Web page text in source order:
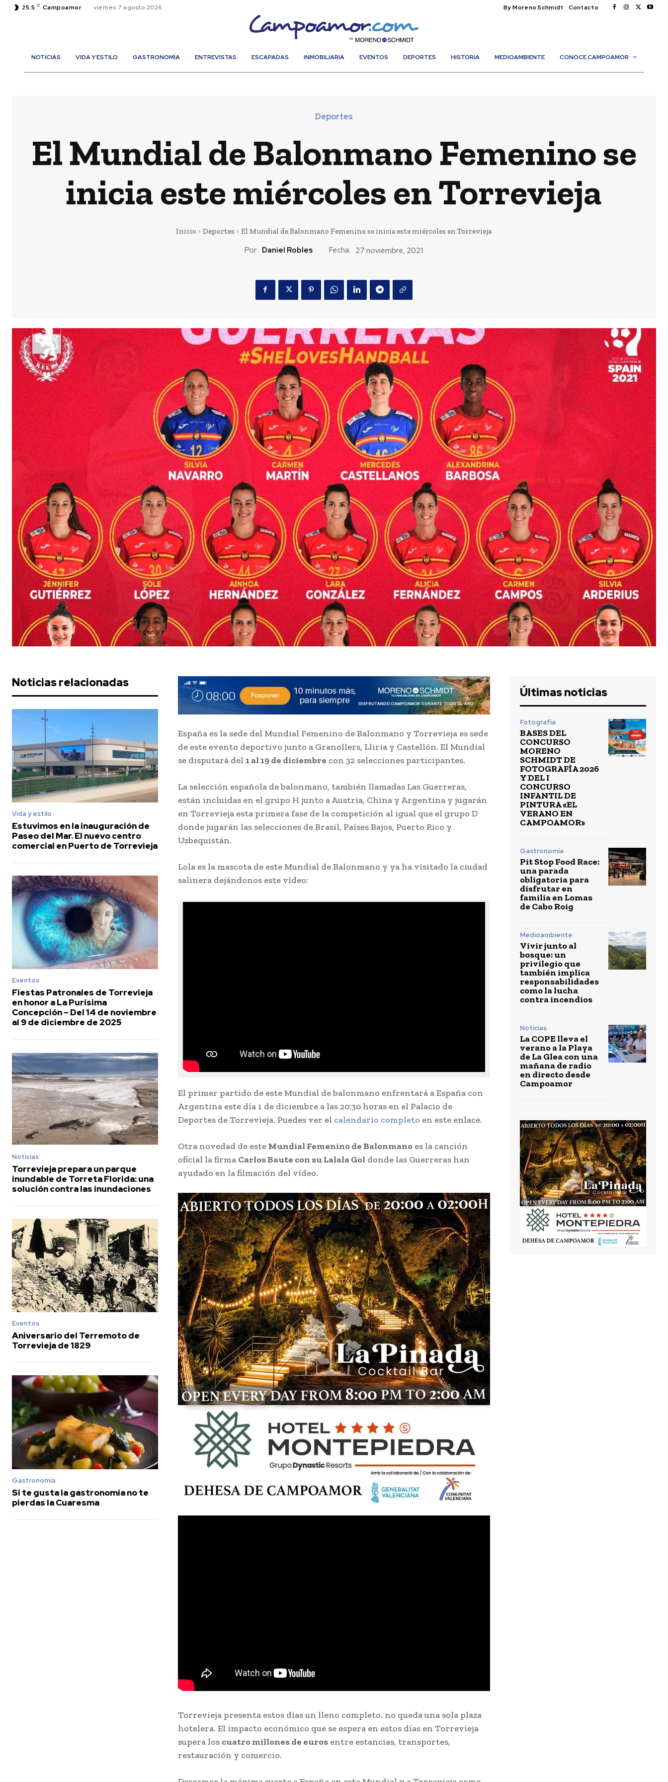
25.5 C Campoamor viernes 7 agosto 2026 By Moreno Schmidt Contacto
NOTICIAS VIDA Y ESTILO GASTRONOMÍA ENTREVISTAS ESCAPADAS INMOBILIARIA EVENTOS DEPORTES HISTORIA MEDIOAMBIENTE CONOCE CAMPOAMOR
Deportes
El Mundial de Balonmano Femenino se
inicia este miércoles en Torrevieja
Inicio Deportes El Mundial de Balonmano Femenino se inicia este miércoles en Torrevieja
Por: Daniel Robles Fecha: 27 noviembre, 2021
Noticias relacionadas
Vida y estilo
Estuvimos en la inauguración de
Paseo del Mar. El nuevo centro
comercial en Puerto de Torrevieja
Eventos
Fiestas Patronales de Torrevieja
en honor a La Purísima
Concepción – Del 14 de noviembre
al 9 de diciembre de 2025
Noticias
Torrevieja prepara un parque
inundable de Torreta Florida: una
solución contra las inundaciones
Eventos
Aniversario del Terremoto de
Torrevieja de 1829
Gastronomía
Si te gusta la gastronomía no te
pierdas la Cuaresma
España es la sede del Mundial Femenino de Balonmano y Torrevieja es sede
de este evento deportivo junto a Granollers, Lliria y Castellón. El Mundial
se disputará del 1 al 19 de diciembre con 32 selecciones participantes.
La selección española de balonmano, también llamadas Las Guerreras,
están incluidas en el grupo H junto a Austria, China y Argentina y jugarán
en Torrevieja esta primera fase de la competición al igual que el grupo D
donde jugarán las selecciones de Brasil, Países Bajos, Puerto Rico y
Uzbequistán.
Lola es la mascota de este Mundial de Balonmano y ya ha visitado la ciudad
salinera dejándonos este vídeo:
El primer partido de este Mundial de balonmano enfrentará a España con
Argentina este día 1 de diciembre a las 20:30 horas en el Palacio de
Deportes de Torrevieja. Puedes ver el calendario completo en este enlace.
Otra novedad de este Mundial Femenino de Balonmano es la canción
oficial la firma Carlos Baute con su Lalala Gol donde las Guerreras han
ayudado en la filmación del vídeo.
Torrevieja presenta estos días un lleno completo. no queda una sola plaza
hotelera. El impacto económico que se espera en estos días en Torrevieja
supera los cuatro millones de euros entre estancias, transportes,
restauración y comercio.
Últimas noticias
Fotografía
BASES DEL
CONCURSO
MORENO
SCHMIDT DE
FOTOGRAFÍA 2026
Y DEL I
CONCURSO
INFANTIL DE
PINTURA «EL
VERANO EN
CAMPOAMOR»
Gastronomía
Pit Stop Food Race:
una parada
obligatoria para
disfrutar en
familia en Lomas
de Cabo Roig
Medioambiente
Vivir junto al
bosque: un
privilegio que
también implica
responsabilidades
como la lucha
contra incendios
Noticias
La COPE lleva el
verano a la Playa
de La Glea con una
mañana de radio
en directo desde
Campoamor